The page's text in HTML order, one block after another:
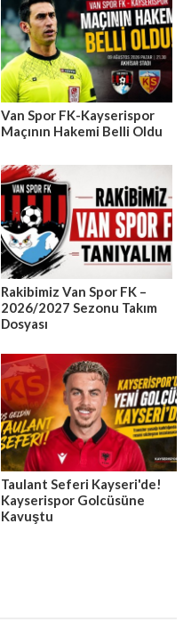
Van Spor FK-Kayserispor
Maçının Hakemi Belli Oldu
Rakibimiz Van Spor FK –
2026/2027 Sezonu Takım
Dosyası
Taulant Seferi Kayseri'de!
Kayserispor Golcüsüne
Kavuştu